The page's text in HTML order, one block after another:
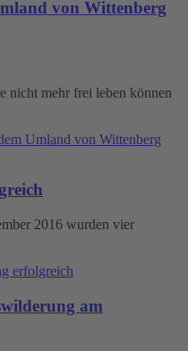
von Wittenberg
nicht mehr frei leben können
Umland von Wittenberg
2016 wurden vier
erfolgreich
am